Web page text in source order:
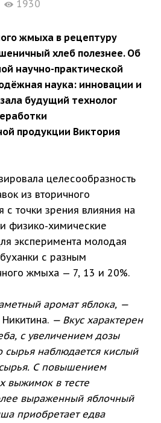
1930
жмыха в рецептуру
хлеб полезнее. Об
научно-практической
наука: инновации и
будущий технолог
продукции Виктория
целесообразность
из вторичного
с точки зрения влияния на
физико-химические
эксперимента молодая
с разным
жмыха — 7, 13 и 20%.
аромат яблока, —
— Вкус характерен
с увеличением дозы
сырья наблюдается кислый
С повышением
выжимок в тесте
выраженный яблочный
приобретает едва